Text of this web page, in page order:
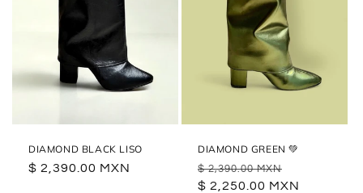
DIAMOND BLACK LISO
Precio
$ 2,390.00 MXN
DIAMOND GREEN 💚
Precio
habitual
$ 2,390.00 MXN
de
$ 2,250.00 MXN